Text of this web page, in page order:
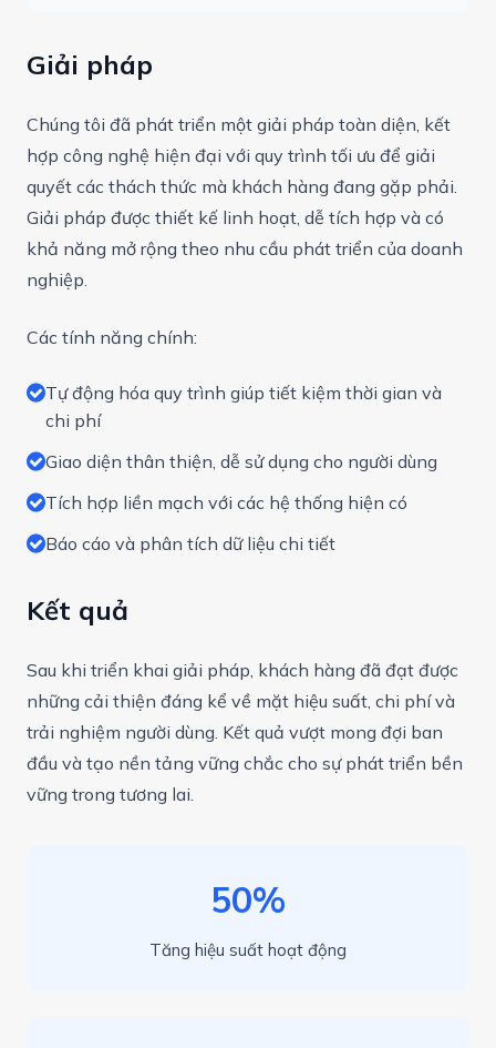
Giải pháp
Chúng tôi đã phát triển một giải pháp toàn diện, kết
hợp công nghệ hiện đại với quy trình tối ưu để giải
quyết các thách thức mà khách hàng đang gặp phải.
Giải pháp được thiết kế linh hoạt, dễ tích hợp và có
khả năng mở rộng theo nhu cầu phát triển của doanh
nghiệp.
Các tính năng chính:
Tự động hóa quy trình giúp tiết kiệm thời gian và
chi phí
Giao diện thân thiện, dễ sử dụng cho người dùng
Tích hợp liền mạch với các hệ thống hiện có
Báo cáo và phân tích dữ liệu chi tiết
Kết quả
Sau khi triển khai giải pháp, khách hàng đã đạt được
những cải thiện đáng kể về mặt hiệu suất, chi phí và
trải nghiệm người dùng. Kết quả vượt mong đợi ban
đầu và tạo nền tảng vững chắc cho sự phát triển bền
vững trong tương lai.
50%
Tăng hiệu suất hoạt động